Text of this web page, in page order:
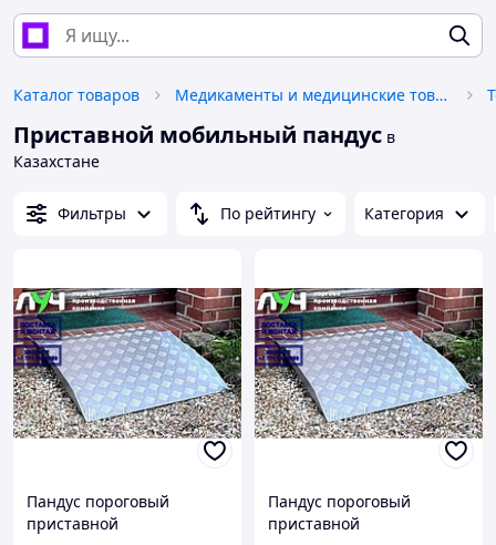
Каталог товаров Медикаменты и медицинские товары
Приставной мобильный пандус в
Казахстане
Фильтры По рейтингу Категория
Пандус пороговый
приставной
Пандус пороговый
приставной